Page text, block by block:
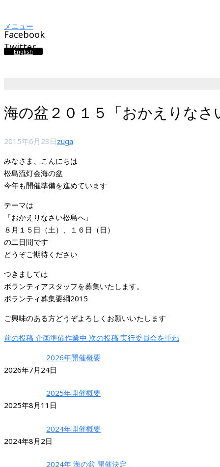
メニュー
English
Facebook
Twitter
海の盆２０１５「おかえりなさ
2015年6月23日zuga
みなさま、こんにちは
松島流灯会海の盆
今年も開催準備を進めています
テーマは
「おかえりなさい松島へ」
８月１５日（土）、１６日（日）
の二日間です
どうぞご期待ください
つきましては
ボランティアスタッフを募集いたします。
ボランティ募集要綱2015
ご興味のある方どうぞよろしくお願いいたします
前の投稿 企画準備作業中 次の投稿 実行委員会を重ね
2026年開催概要
2026年7月24日
2025年開催概要
2025年8月11日
2024年開催概要
2024年8月2日
2024年 海の盆 開催決定